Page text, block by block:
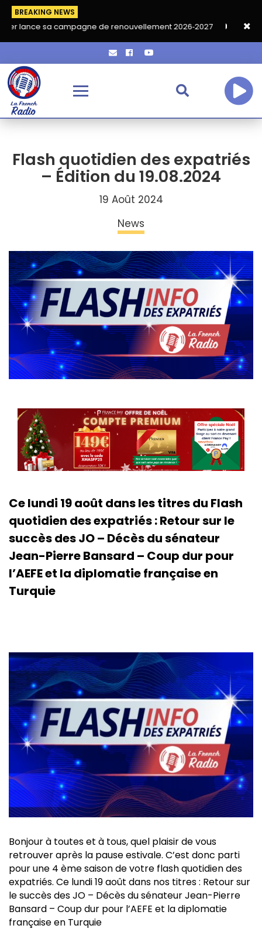
BREAKING NEWS
campagne de renouvellement 2026‑2027 Grand café de
Flash quotidien des expatriés
– Édition du 19.08.2024
19 Août 2024
News
Ce lundi 19 août dans les titres du Flash
quotidien des expatriés : Retour sur le
succès des JO – Décès du sénateur
Jean-Pierre Bansard – Coup dur pour
l’AEFE et la diplomatie française en
Turquie
Bonjour à toutes et à tous, quel plaisir de vous
retrouver après la pause estivale. C’est donc parti
pour une 4 ème saison de votre flash quotidien des
expatriés. Ce lundi 19 août dans nos titres : Retour sur
le succès des JO – Décès du sénateur Jean-Pierre
Bansard – Coup dur pour l’AEFE et la diplomatie
française en Turquie